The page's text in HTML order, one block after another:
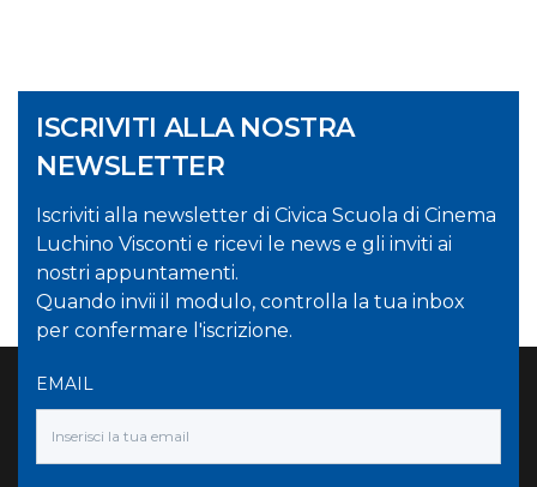
ISCRIVITI ALLA NOSTRA
NEWSLETTER
Iscriviti alla newsletter di Civica Scuola di Cinema
Luchino Visconti e ricevi le news e gli inviti ai
nostri appuntamenti.
Quando invii il modulo, controlla la tua inbox
per confermare l'iscrizione.
EMAIL